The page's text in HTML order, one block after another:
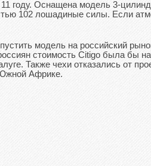
году. Оснащена модель 3-
102 лошадиные силы. Если
модель на российский
стоимость Citigo была бы
Также чехи отказались от
Африке.